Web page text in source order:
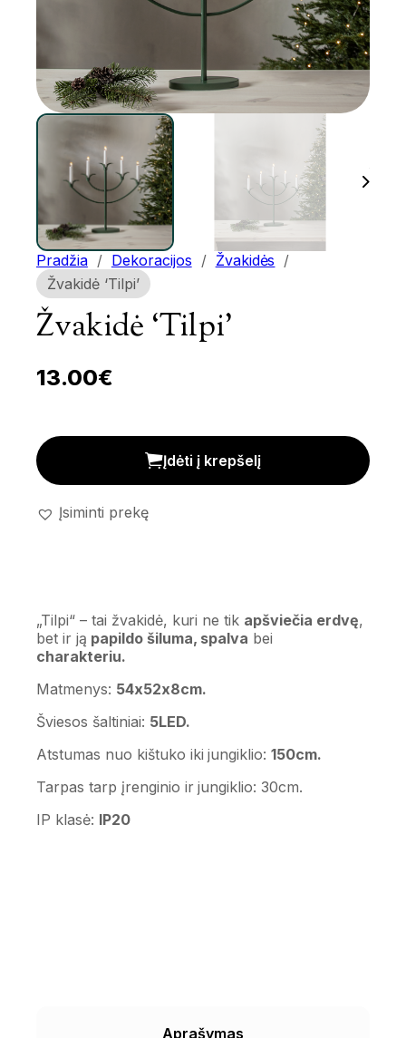
Pradžia / Dekoracijos / Žvakidės /
Žvakidė ‘Tilpi’
Žvakidė ‘Tilpi’
13.00€
Žvakidė 'Tilpi' kiekis
Įdėti į krepšelį
Įsiminti prekę
„Tilpi“ – tai žvakidė, kuri ne tik apšviečia erdvę,
bet ir ją papildo šiluma, spalva bei
charakteriu.
Matmenys: 54x52x8cm.
Šviesos šaltiniai: 5LED.
Atstumas nuo kištuko iki jungiklio:150cm.
Tarpas tarp įrenginio ir jungiklio: 30cm.
IP klasė: IP20
Aprašymas